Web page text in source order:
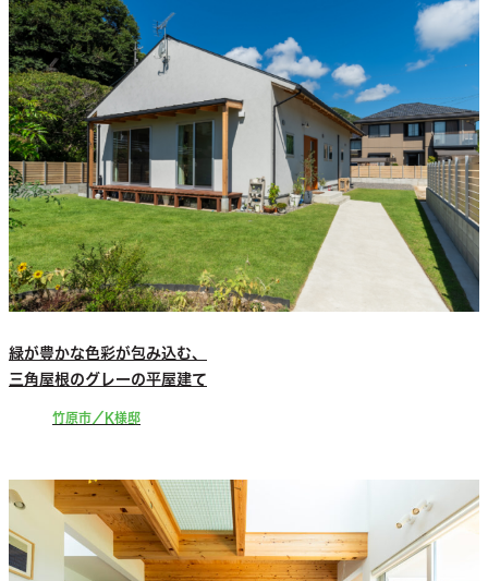
緑が豊かな色彩が包み込む、
三角屋根のグレーの平屋建て
竹原市／K様邸